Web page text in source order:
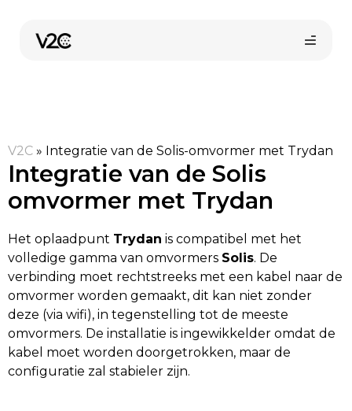
V2C » Integratie van de Solis-omvormer met Trydan
Integratie van de Solis
omvormer met Trydan
Het oplaadpunt Trydan is compatibel met het
volledige gamma van omvormers Solis. De
verbinding moet rechtstreeks met een kabel naar de
omvormer worden gemaakt, dit kan niet zonder
deze (via wifi), in tegenstelling tot de meeste
omvormers. De installatie is ingewikkelder omdat de
kabel moet worden doorgetrokken, maar de
configuratie zal stabieler zijn.